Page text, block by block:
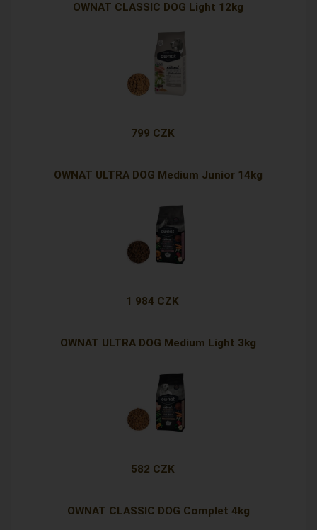
OWNAT CLASSIC DOG Light 12kg
799 CZK
OWNAT ULTRA DOG Medium Junior 14kg
1 984 CZK
OWNAT ULTRA DOG Medium Light 3kg
582 CZK
OWNAT CLASSIC DOG Complet 4kg